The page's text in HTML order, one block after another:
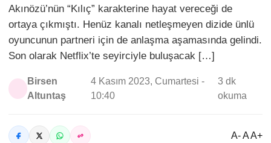
Akınözü’nün “Kılıç” karakterine hayat vereceği de
ortaya çıkmıştı. Henüz kanalı netleşmeyen dizide ünlü
oyuncunun partneri için de anlaşma aşamasında gelindi.
Son olarak Netflix’te seyirciyle buluşacak […]
Birsen
Altuntaş
4 Kasım 2023, Cumartesi -
10:40
3 dk
okuma
A- A A+